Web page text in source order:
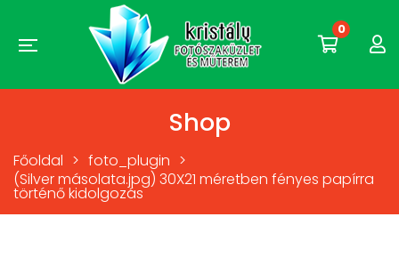
0
Shop
Főoldal > foto_plugin >
(Silver másolata.jpg) 30X21 méretben fényes papírra
történő kidolgozás